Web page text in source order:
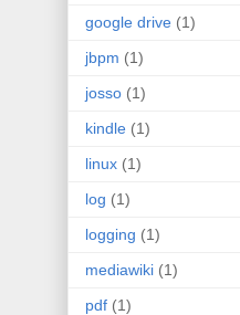
google drive (1)
jbpm (1)
josso (1)
kindle (1)
linux (1)
log (1)
logging (1)
mediawiki (1)
pdf (1)